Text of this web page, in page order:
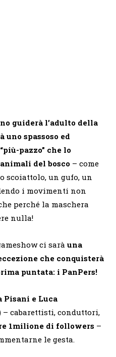
guiderà l’adulto della
uno spassoso ed
pazzo” che lo
del bosco – come
scoiattolo, un gufo, un
i movimenti non
perché la maschera
nulla!
ci sarà una
che conquisterà
puntata: i PanPers!
Pisani e Luca
– cabarettisti, conduttori,
1milione di followers –
le gesta.